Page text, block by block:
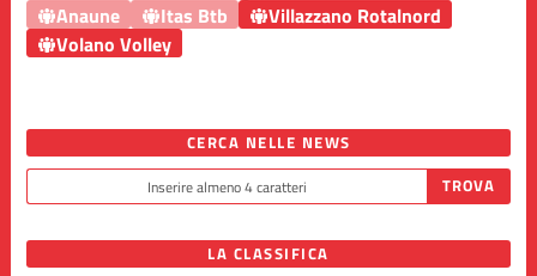
Anaune
Itas Btb
Villazzano Rotalnord
Volano Volley
CERCA NELLE NEWS
LA CLASSIFICA